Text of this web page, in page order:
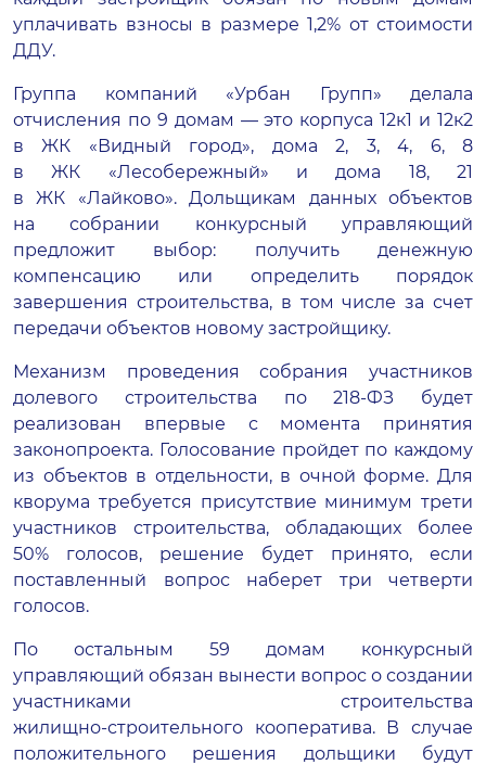
уплачивать взносы в размере 1,2% от стоимости
ДДУ.
Группа компаний «Урбан Групп» делала
отчисления по 9 домам — это корпуса 12к1 и 12к2
в ЖК «Видный город», дома 2, 3, 4, 6, 8
в ЖК «Лесобережный» и дома 18, 21
в ЖК «Лайково». Дольщикам данных объектов
на собрании конкурсный управляющий
предложит выбор: получить денежную
компенсацию или определить порядок
завершения строительства, в том числе за счет
передачи объектов новому застройщику.
Механизм проведения собрания участников
долевого строительства по218-ФЗ будет
реализован впервые с момента принятия
законопроекта. Голосование пройдет по каждому
из объектов в отдельности, в очной форме. Для
кворума требуется присутствие минимум трети
участников строительства, обладающих более
50% голосов, решение будет принято, если
поставленный вопрос наберет три четверти
голосов.
По остальным 59 домам конкурсный
управляющий обязан вынести вопрос о создании
участниками строительства
жилищно-строительного кооператива. В случае
положительного решения дольщики будут